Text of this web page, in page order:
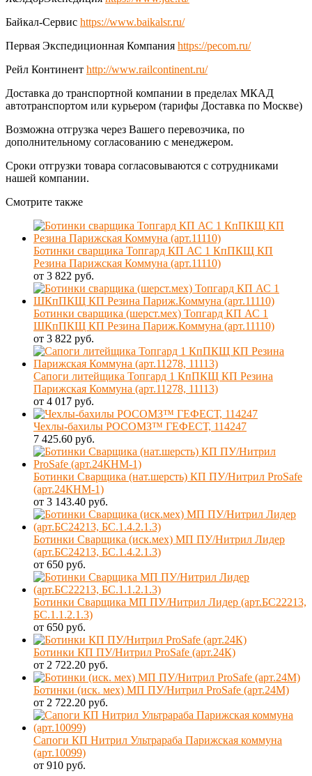
Байкал-Сервис https://www.baikalsr.ru/
Первая Экспедиционная Компания https://pecom.ru/
Рейл Континент http://www.railcontinent.ru/
Доставка до транспортной компании в пределах МКАД
автотранспортом или курьером (тарифы Доставка по Москве)
Возможна отгрузка через Вашего перевозчика, по
дополнительному согласованию с менеджером.
Сроки отгрузки товара согласовываются с сотрудниками
нашей компании.
Смотрите также
Ботинки сварщика Топгард КП АС 1 КпПКЩ КП
Резина Парижская Коммуна (арт.11110)
от 3 822 руб.
Ботинки сварщика (шерст.мех) Топгард КП АС 1
ШКпПКЩ КП Резина Париж.Коммуна (арт.11110)
от 3 822 руб.
Сапоги литейщика Топгард 1 КпПКЩ КП Резина
Парижская Коммуна (арт.11278, 11113)
от 4 017 руб.
Чехлы-бахилы РОСОМЗ™ ГЕФЕСТ, 114247
7 425.60 руб.
Ботинки Сварщика (нат.шерсть) КП ПУ/Нитрил ProSafe
(арт.24КНМ-1)
от 3 143.40 руб.
Ботинки Сварщика (иск.мех) МП ПУ/Нитрил Лидер
(арт.БС24213, БС.1.4.2.1.3)
от 650 руб.
Ботинки Сварщика МП ПУ/Нитрил Лидер (арт.БС22213,
БС.1.1.2.1.3)
от 650 руб.
Ботинки КП ПУ/Нитрил ProSafe (арт.24К)
от 2 722.20 руб.
Ботинки (иск. мех) МП ПУ/Нитрил ProSafe (арт.24М)
от 2 722.20 руб.
Сапоги КП Нитрил Ультрараба Парижская коммуна
(арт.10099)
от 910 руб.